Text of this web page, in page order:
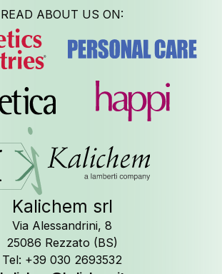
READ ABOUT US ON:
Kalichem srl
Via Alessandrini, 8
25086 Rezzato (BS)
Tel: +39 030 2693532